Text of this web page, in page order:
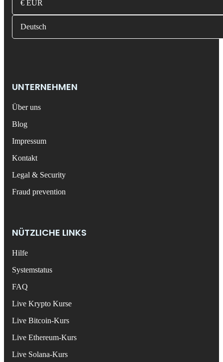
€ EUR
Deutsch
UNTERNEHMEN
Über uns
Blog
Impressum
Kontakt
Legal & Security
Fraud prevention
NÜTZLICHE LINKS
Hilfe
Systemstatus
FAQ
Live Krypto Kurse
Live Bitcoin-Kurs
Live Ethereum-Kurs
Live Solana-Kurs